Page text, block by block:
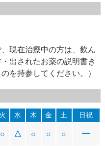
現在治療中の方は、飲ん
出されたお薬の説明書き
を持参してください。）
火 水 木 金 土 日祝
○ △ ○ ○ ○ ━